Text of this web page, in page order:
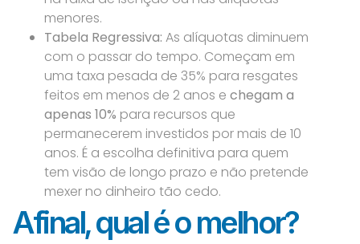
menores.
Tabela Regressiva: As alíquotas diminuem
com o passar do tempo. Começam em
uma taxa pesada de 35% para resgates
feitos em menos de 2 anos e chegam a
apenas 10% para recursos que
permanecerem investidos por mais de 10
anos. É a escolha definitiva para quem
tem visão de longo prazo e não pretende
mexer no dinheiro tão cedo.
Afinal, qual é o melhor?